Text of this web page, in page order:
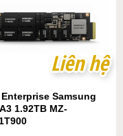
Liên hệ
Liên hệ
Enterprise Samsung
1.92TB MZ-